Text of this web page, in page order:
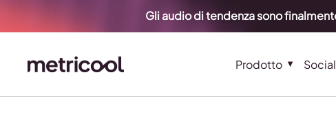
Gli audio di tendenza sono
Prodotto